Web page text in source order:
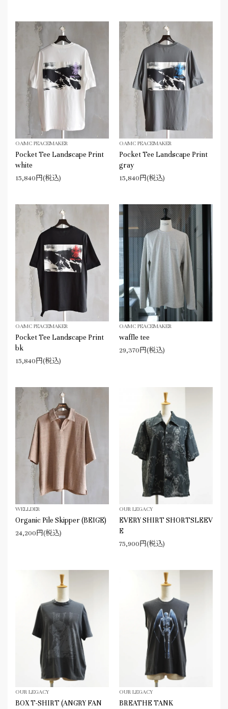
OAMC PEACEMAKER
Pocket Tee Landscape Print
white
15,840円(税込)
OAMC PEACEMAKER
Pocket Tee Landscape Print
gray
15,840円(税込)
OAMC PEACEMAKER
Pocket Tee Landscape Print
bk
15,840円(税込)
OAMC PEACEMAKER
waffle tee
29,370円(税込)
WELLDER
Organic Pile Skipper (BEIGE)
24,200円(税込)
OUR LEGACY
EVERY SHIRT SHORTSLEEV
E
75,900円(税込)
OUR LEGACY
BOX T-SHIRT (ANGRY FAN
OUR LEGACY
BREATHE TANK